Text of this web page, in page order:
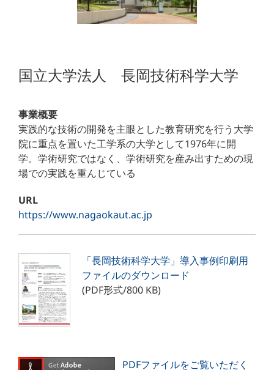
国立大学法人 長岡技術科学大学
事業概要
実践的な技術の開発を主眼とした教育研究を行う大学
院に重点を置いた工学系の大学として1976年に開
学。学術研究ではなく、学術研究を産み出すための現
場での実践を重んじている
URL
https://www.nagaokaut.ac.jp
「長岡技術科学大学」導入事例印刷用
ファイルのダウンロード
(PDF形式/800 KB)
PDFファイルをご覧いただく